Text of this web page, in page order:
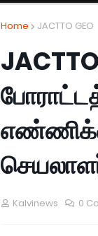
Home JACTTO GEO
Kalvinews 0